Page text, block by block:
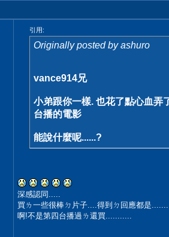
引用:
Originally posted by ashuro
vance914兄
小弟跟你一樣. 也花了點心血弄
台播的電影
能說什麼呢......?
深感認同.....
買ㄌ一些很棒ㄉ片子....得到ㄉ回應都是.......
啊!不是第四台播過ㄌ還買...........